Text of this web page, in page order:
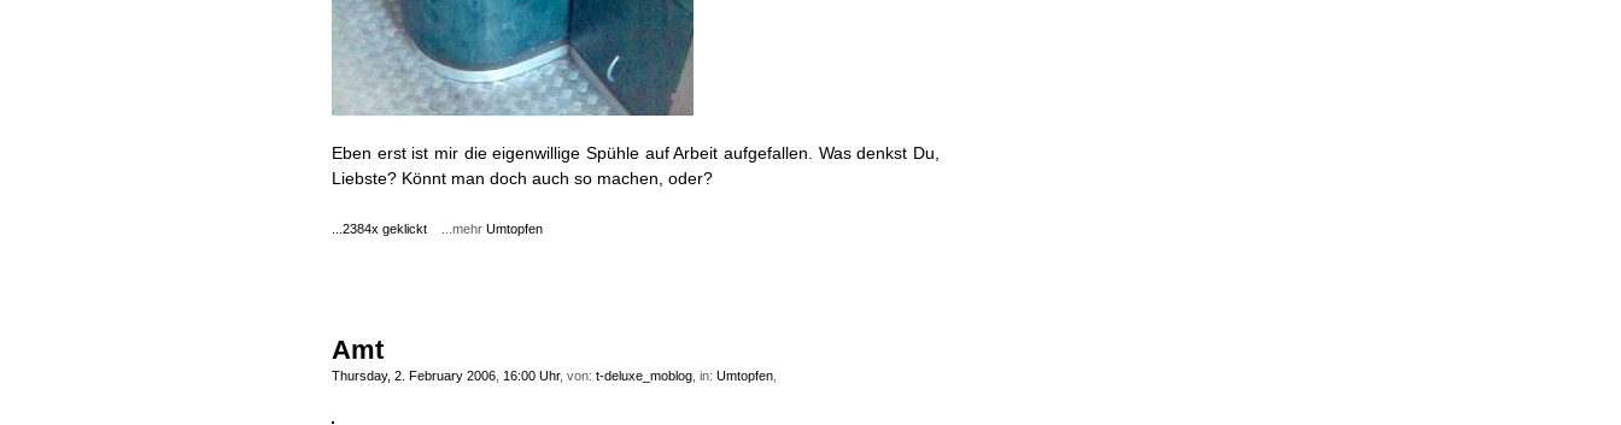
Eben erst ist mir die eigenwillige Spühle auf Arbeit aufgefallen. Was denkst Du,
Liebste? Könnt man doch auch so machen, oder?
...2384x geklickt ...mehr Umtopfen
Amt
Thursday, 2. February 2006 16:00 Uhr, von: t-deluxe_moblog , in: Umtopfen